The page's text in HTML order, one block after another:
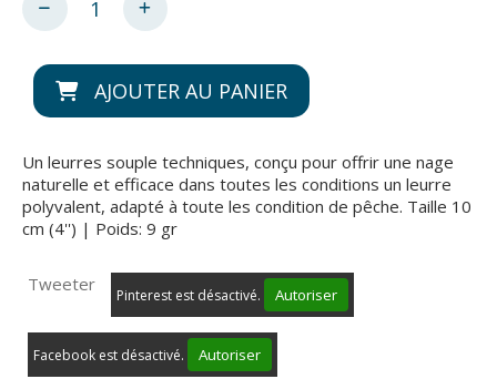
AJOUTER AU PANIER
Un leurres souple techniques, conçu pour offrir une nage
naturelle et efficace dans toutes les conditions un leurre
polyvalent, adapté à toute les condition de pêche. Taille 10
cm (4'') | Poids: 9 gr
Tweeter
Pinterest est désactivé. Autoriser
Facebook est désactivé. Autoriser